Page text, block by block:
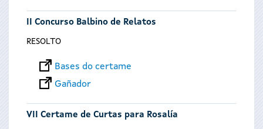
II Concurso Balbino de Relatos
RESOLTO
Bases do certame
Gañador
VII Certame de Curtas para Rosalía